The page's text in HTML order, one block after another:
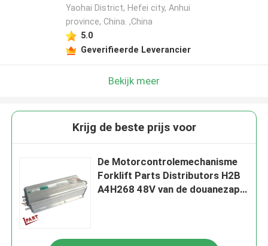
Yaohai District, Hefei city, Anhui
province, China. ,China
5.0
Geverifieerde Leverancier
Bekijk meer
Krijg de beste prijs voor
De Motorcontrolemechanisme
Forklift Parts Distributors H2B
A4H268 48V van de douanezapi